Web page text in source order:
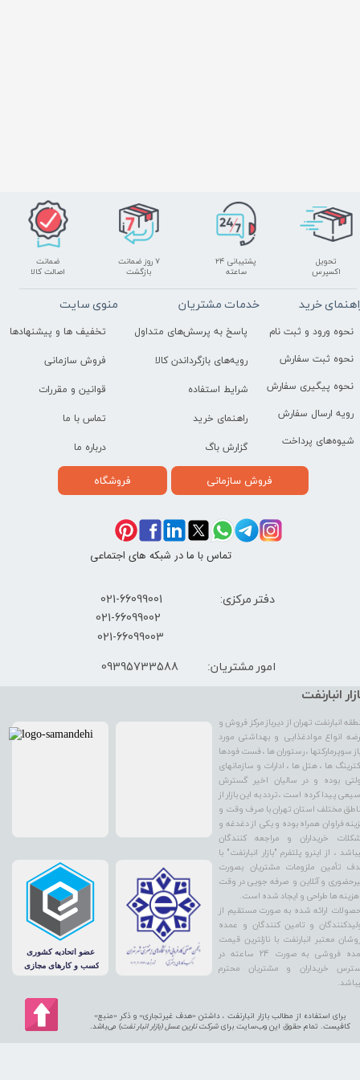
انبارنفت
انبارنفت تهران از دیرباز مرکز فروش و
انواع موادغذایی و بهداشتی مورد
سوپرمارکتها ، رستوران ها ، فست فودها
ها ، هتل ها ، ادارات و سازمانهای
بوده و در سالیان اخیر گسترش
پیدا کرده است ، تردد به این بازار از
مختلف استان تهران با صرف وقت و
فراوان همراه بوده و یکی از دغدغه و
خریداران و مراجعه کنندگان
، از اینرو پلتفرم "بازار انبارنفت" با
تأمین ملزومات مشتریان بصورت
و آنلاین و صرفه جویی در وقت
ها طراحی و ایجاد شده است.
ارائه شده به صورت مستقیم از
و تامین کنندگان و عمده
معتبر انبارنفت با نازلترین قیمت
عمده فروشی به صورت 24 ساعته در
خریداران و مشتریان محترم
برای استفاده از مطالب بازار انبارنفت ، داشتن «هدف غیرتجاری» و ذکر «منبع»
کافیست. تمام حقوق اين وب‌سايت برای شرکت نارین عسل (بازار انبار نفت) می‌باشد.
تحویل
اکسپرس
پشتیبانی ۲۴
ساعته
۷ روز ضمانت
بازگشت
ضمانت
اصالت کالا
خرید
نحوه ورود و ثبت نام
نحوه ثبت سفارش
نحوه پیگیری سفارش
رویه ارسال سفارش
شیوه‌های پرداخت
خدمات مشتریان
پاسخ به پرسش‌های متداول
رویه‌های بازگرداندن کالا
شرایط استفاده
راهنمای خرید
گزارش باگ
منوی سایت
تخفیف ها و پیشنهادها
فروش سازمانی
قوانین و مقررات
تماس با ما
درباره ما
فروش سازمانی فروشگاه
دفتر مرکزی: 66099001-021
امور مشتریان:
​021-66099002
تماس با ما در شبکه های اجتماعی